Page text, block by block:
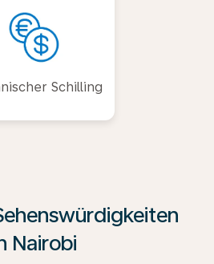
Schilling
Nairobi